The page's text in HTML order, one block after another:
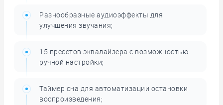
Разнообразные аудиоэффекты для
улучшения звучания;
15 пресетов эквалайзера с возможностью
ручной настройки;
Таймер сна для автоматизации остановки
воспроизведения;